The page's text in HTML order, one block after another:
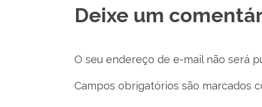
Deixe um
O seu endereço de e-mail não será
Campos obrigatórios são marcados